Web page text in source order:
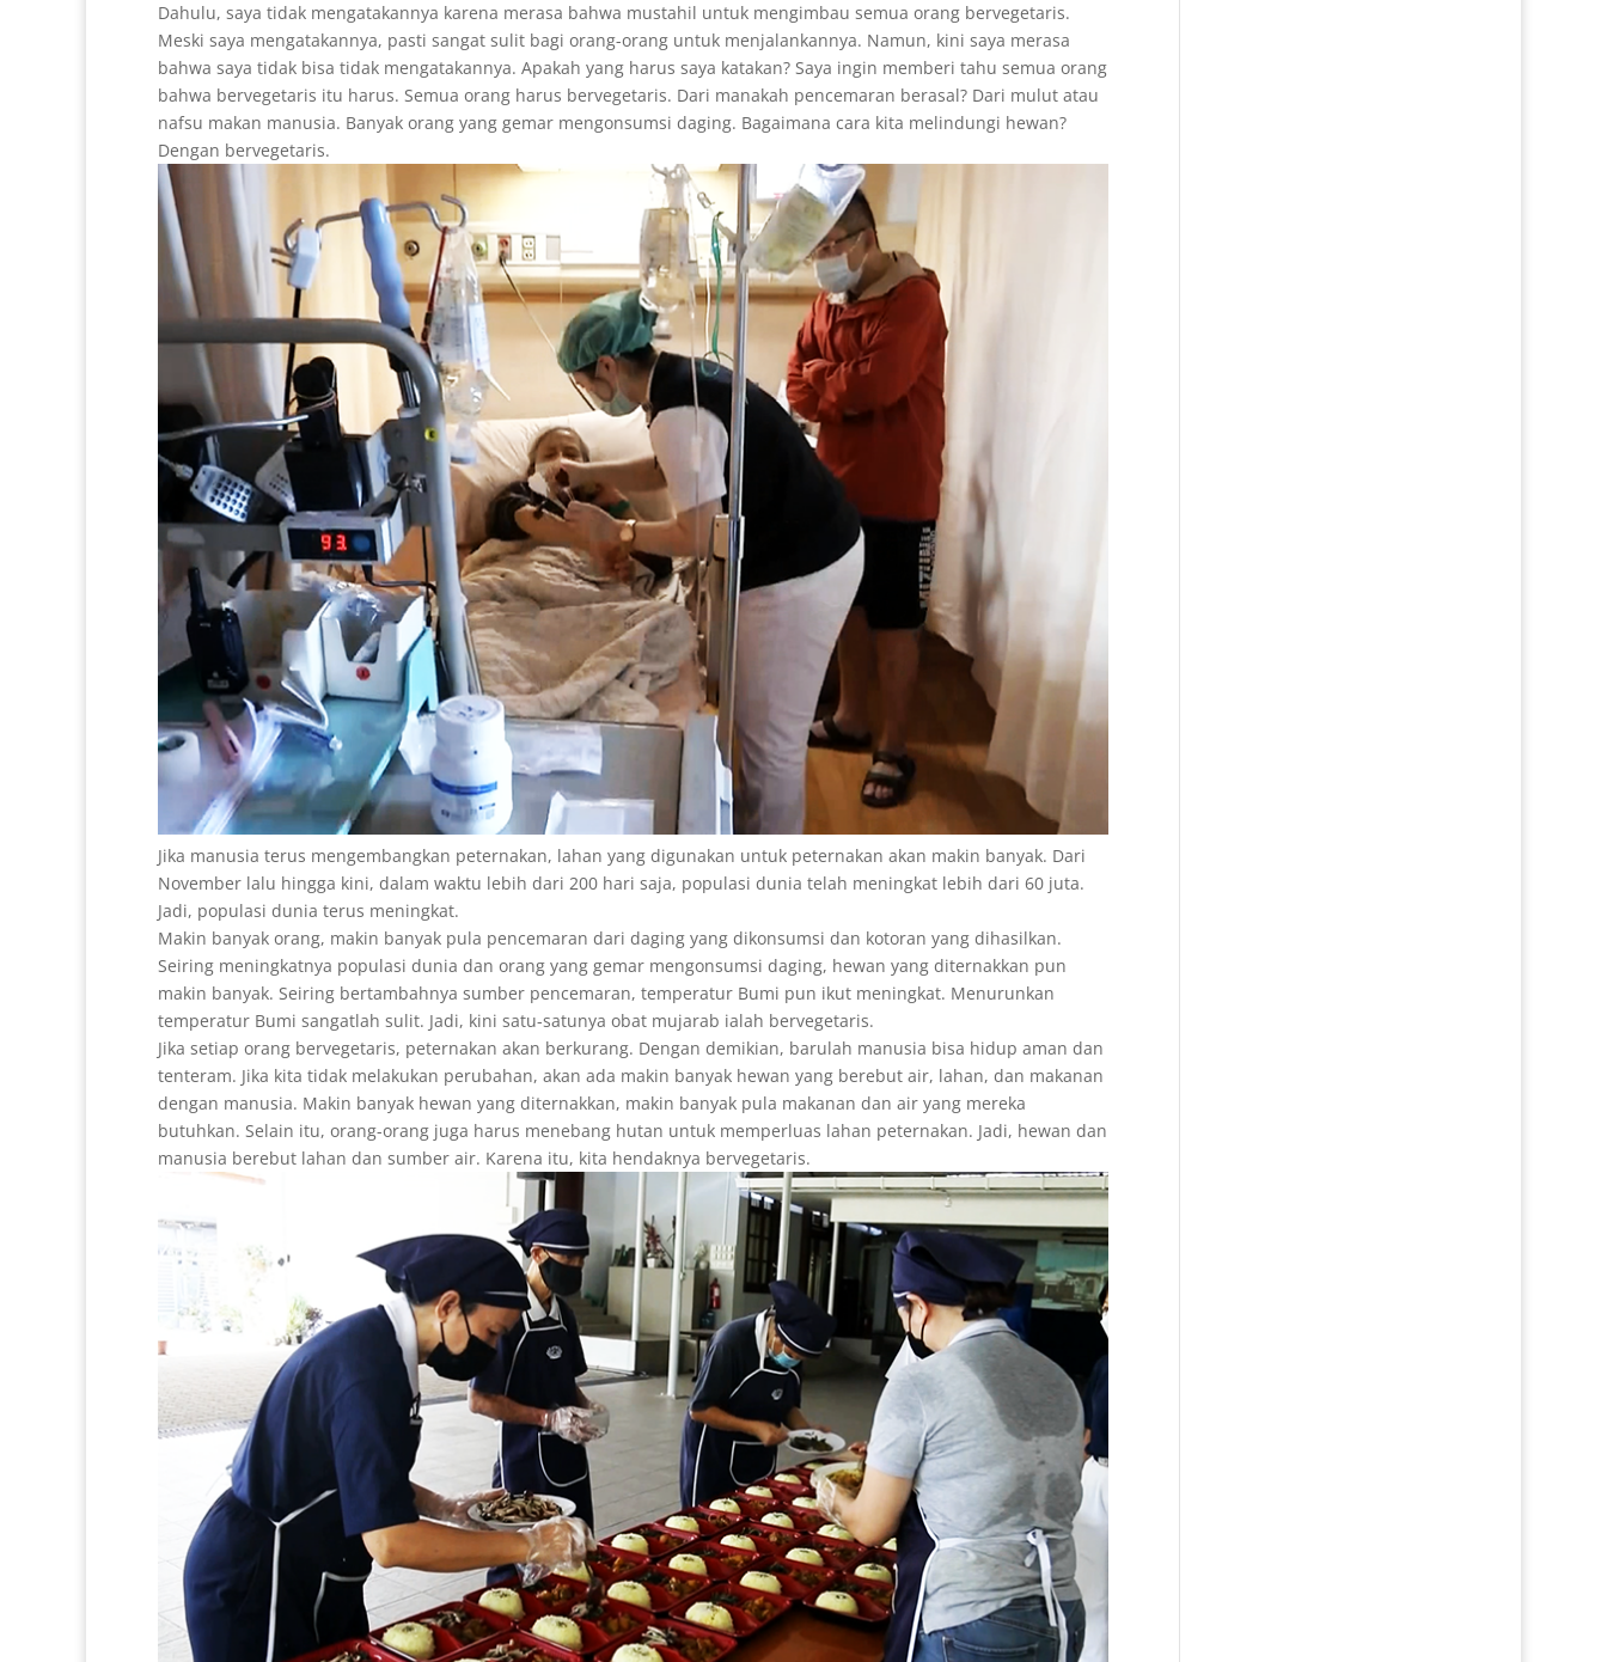
Dahulu, saya tidak mengatakannya karena merasa bahwa mustahil untuk mengimbau semua orang bervegetaris.
Meski saya mengatakannya, pasti sangat sulit bagi orang-orang untuk menjalankannya. Namun, kini saya merasa
bahwa saya tidak bisa tidak mengatakannya. Apakah yang harus saya katakan? Saya ingin memberi tahu semua orang
bahwa bervegetaris itu harus. Semua orang harus bervegetaris. Dari manakah pencemaran berasal? Dari mulut atau
nafsu makan manusia. Banyak orang yang gemar mengonsumsi daging. Bagaimana cara kita melindungi hewan?
Dengan bervegetaris.
Jika manusia terus mengembangkan peternakan, lahan yang digunakan untuk peternakan akan makin banyak. Dari
November lalu hingga kini, dalam waktu lebih dari 200 hari saja, populasi dunia telah meningkat lebih dari 60 juta.
Jadi, populasi dunia terus meningkat.
Makin banyak orang, makin banyak pula pencemaran dari daging yang dikonsumsi dan kotoran yang dihasilkan.
Seiring meningkatnya populasi dunia dan orang yang gemar mengonsumsi daging, hewan yang diternakkan pun
makin banyak. Seiring bertambahnya sumber pencemaran, temperatur Bumi pun ikut meningkat. Menurunkan
temperatur Bumi sangatlah sulit. Jadi, kini satu-satunya obat mujarab ialah bervegetaris.
Jika setiap orang bervegetaris, peternakan akan berkurang. Dengan demikian, barulah manusia bisa hidup aman dan
tenteram. Jika kita tidak melakukan perubahan, akan ada makin banyak hewan yang berebut air, lahan, dan makanan
dengan manusia. Makin banyak hewan yang diternakkan, makin banyak pula makanan dan air yang mereka
butuhkan. Selain itu, orang-orang juga harus menebang hutan untuk memperluas lahan peternakan. Jadi, hewan dan
manusia berebut lahan dan sumber air. Karena itu, kita hendaknya bervegetaris.